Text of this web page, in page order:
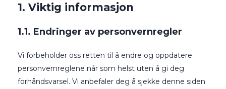
1. Viktig informasjon
1.1. Endringer av personvernregler
Vi forbeholder oss retten til å endre og oppdatere
personvernreglene når som helst uten å gi deg
forhåndsvarsel. Vi anbefaler deg å sjekke denne siden